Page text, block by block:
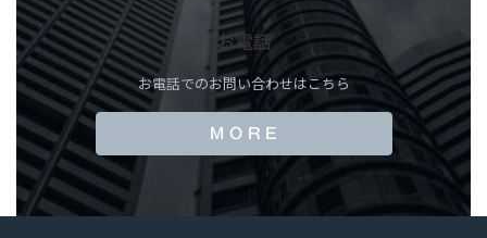
お電話
お電話でのお問い合わせはこちら
M O R E